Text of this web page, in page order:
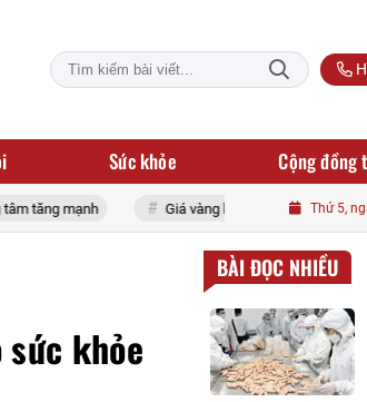
Sức khỏe Cộng
Giá vàng hôm nay 5-8: SJC nhích nhẹ lênThứ 5,
khỏe
BÀI ĐỌC NHIỀU